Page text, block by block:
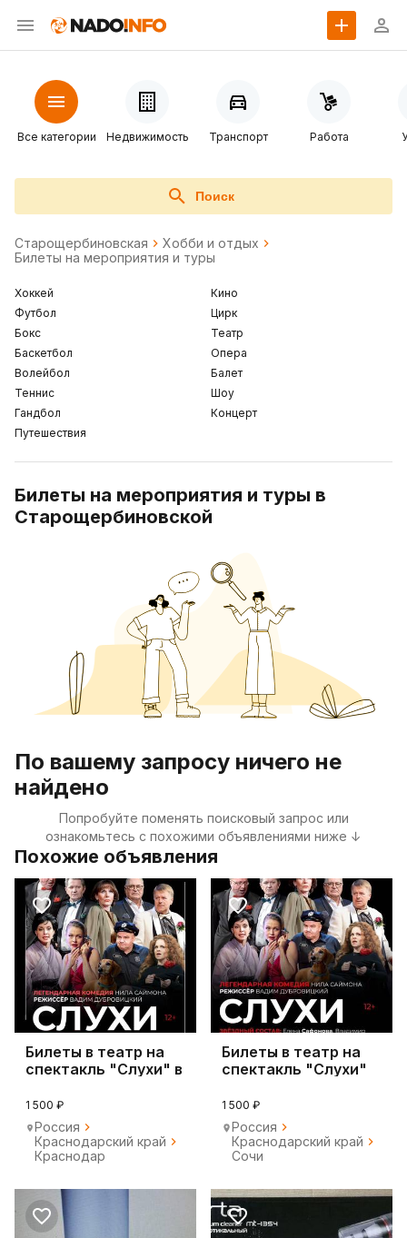
Все категории Недвижимость Транспорт Работа
Поиск
Старощербиновская
Хобби и отдых
Билеты на мероприятия и туры
Хоккей
Футбол
Бокс
Баскетбол
Волейбол
Теннис
Гандбол
Путешествия
Кино
Цирк
Театр
Опера
Балет
Шоу
Концерт
Билеты на мероприятия и туры в
Старощербиновской
По вашему запросу ничего не
найдено
Попробуйте поменять поисковый запрос или
ознакомьтесь с похожими объявлениями ниже ↓
Похожие объявления
Билеты в театр на
спектакль "Слухи" в
1 500 ₽
Россия
Краснодарский край
Краснодар
Билеты в театр на
спектакль "Слухи"
1 500 ₽
Россия
Краснодарский край
Сочи